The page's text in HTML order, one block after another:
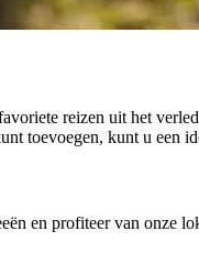
reizen uit het
toevoegen, kunt u een
en profiteer van onze